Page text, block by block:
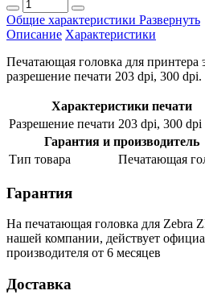
Общие характеристики Развернуть
Описание Характеристики
Печатающая головка для принтера
разрешение печати 203 dpi, 300 dpi.
Характеристики печати
Разрешение печати 203 dpi, 300 dpi
Гарантия и производитель
Тип товара
Печатающая
Гарантия
На печатающая головка для Zebra
нашей компании, действует
производителя от 6 месяцев
Доставка